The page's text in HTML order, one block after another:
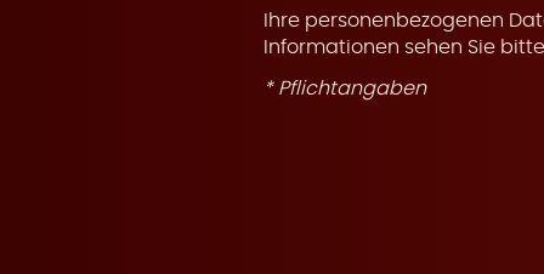
Ihre personenbezogenen
Informationen sehen Sie
* Pflichtangaben